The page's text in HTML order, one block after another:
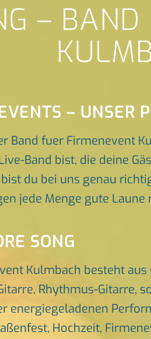
–
– UNSER
Band fuer Firmenevent
Band bist, die deine
du bei uns genau
jede Menge gute Laune
SONG
Kulmbach besteht
Rhythmus-Gitarre,
energiegeladenen
Hochzeit,